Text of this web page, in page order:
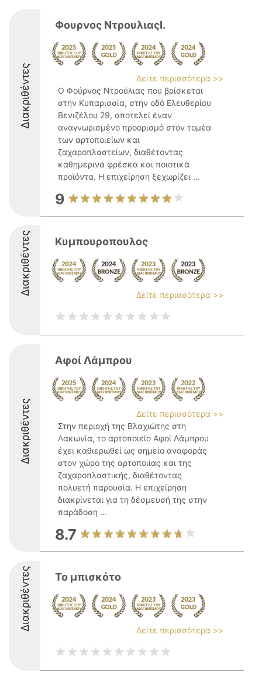
Διακριθέντες
Φουρνος ΝτρουλιαςΙ.
Δείτε περισσότερα >>
Ο Φούρνος Ντρούλιας που βρίσκεται
στην Κυπαρισσία, στην οδό Ελευθερίου
Βενιζέλου 29, αποτελεί έναν
αναγνωρισμένο προορισμό στον τομέα
των αρτοποιείων και
ζαχαροπλαστείων, διαθέτοντας
καθημερινά φρέσκα και ποιοτικά
προϊόντα. Η επιχείρηση ξεχωρίζει ...
9
Διακριθέντες Κυμπουροπουλος
Δείτε περισσότερα >>
Διακριθέντες
Αφοί Λάμπρου
Δείτε περισσότερα >>
Στην περιοχή της Βλαχιώτης στη
Λακωνία, το αρτοποιείο Αφοί Λάμπρου
έχει καθιερωθεί ως σημείο αναφοράς
στον χώρο της αρτοποιίας και της
ζαχαροπλαστικής, διαθέτοντας
πολυετή παρουσία. Η επιχείρηση
διακρίνεται για τη δέσμευσή της στην
παράδοση ...
8.7
Διακριθέντες Το μπισκότο
Δείτε περισσότερα >>